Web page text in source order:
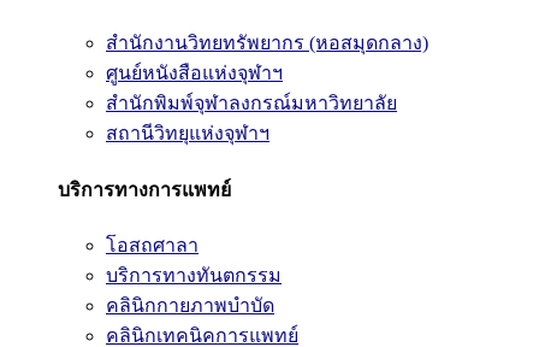
สำนักงานวิทยทรัพยากร (หอสมุดกลาง)
ศูนย์หนังสือแห่งจุฬาฯ
สำนักพิมพ์จุฬาลงกรณ์มหาวิทยาลัย
สถานีวิทยุแห่งจุฬาฯ
บริการทางการแพทย์
โอสถศาลา
บริการทางทันตกรรม
คลินิกกายภาพบำบัด
คลินิกเทคนิคการแพทย์